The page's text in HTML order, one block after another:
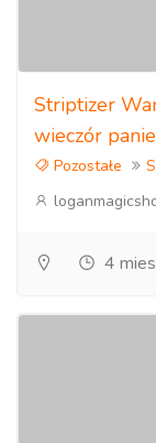
Striptizer
wieczór
Pozostałe
4